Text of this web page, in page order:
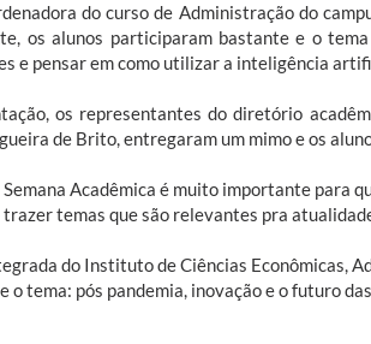
do curso de Administração do
os alunos participaram bastante e o
e pensar em como utilizar a inteligência
os representantes do diretório
de Brito, entregaram um mimo e os
Semana Acadêmica é muito importante para
temas que são relevantes pra
do Instituto de Ciências Econômicas,
o tema: pós pandemia, inovação e o futuro